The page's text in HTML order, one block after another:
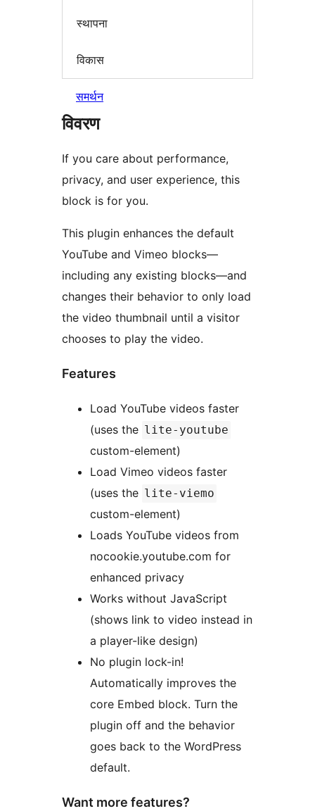
स्थापना
विकास
समर्थन
विवरण
If you care about performance,
privacy, and user experience, this
block is for you.
This plugin enhances the default
YouTube and Vimeo blocks—
including any existing blocks—and
changes their behavior to only load
the video thumbnail until a visitor
chooses to play the video.
Features
Load YouTube videos faster
(uses the lite-youtube
custom-element)
Load Vimeo videos faster
(uses the lite-viemo
custom-element)
Loads YouTube videos from
nocookie.youtube.com for
enhanced privacy
Works without JavaScript
(shows link to video instead in
a player-like design)
No plugin lock-in!
Automatically improves the
core Embed block. Turn the
plugin off and the behavior
goes back to the WordPress
default.
Want more features?